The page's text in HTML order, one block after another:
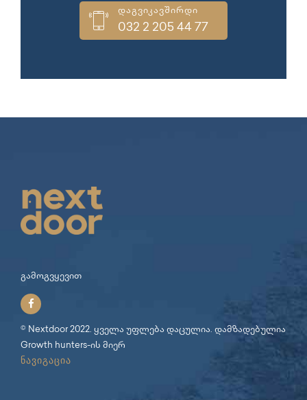
დაგვიკავშირდი
032 2 205 44 77
გამოგვყევით
© Nextdoor 2022. ყველა უფლება დაცულია. დამზადებულია
Growth hunters-ის მიერ
ნავიგაცია